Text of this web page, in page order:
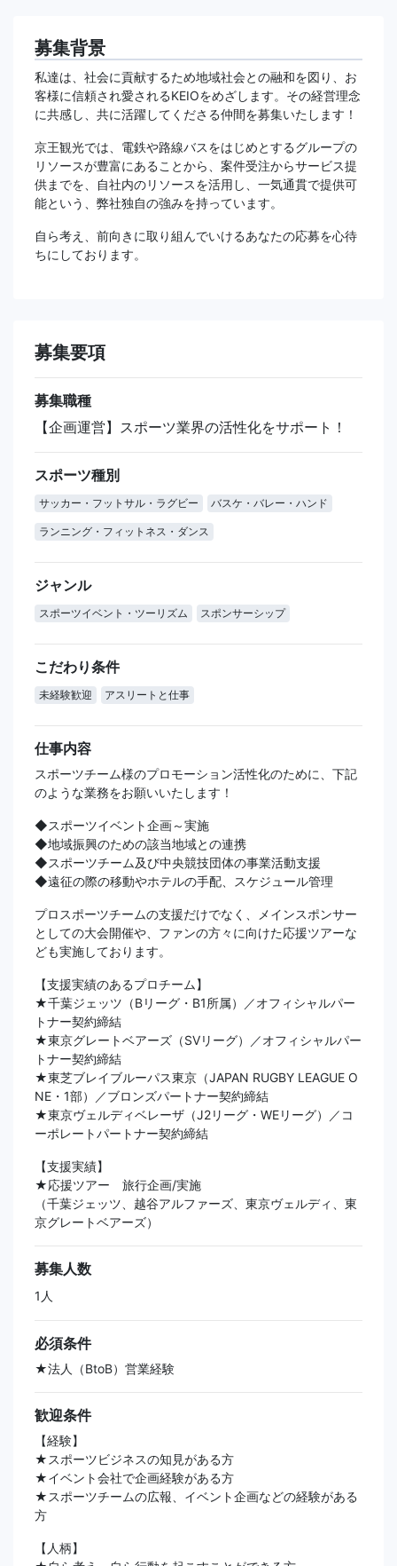
募集背景
私達は、社会に貢献するため地域社会との融和を図り、お
客様に信頼され愛されるKEIOをめざします。その経営理念
に共感し、共に活躍してくださる仲間を募集いたします！
京王観光では、電鉄や路線バスをはじめとするグループの
リソースが豊富にあることから、案件受注からサービス提
供までを、自社内のリソースを活用し、一気通貫で提供可
能という、弊社独自の強みを持っています。
自ら考え、前向きに取り組んでいけるあなたの応募を心待
ちにしております。
募集要項
募集職種
【企画運営】スポーツ業界の活性化をサポート！
スポーツ種別
サッカー・フットサル・ラグビー バスケ・バレー・ハンド
ランニング・フィットネス・ダンス
ジャンル
スポーツイベント・ツーリズム スポンサーシップ
こだわり条件
未経験歓迎 アスリートと仕事
仕事内容
スポーツチーム様のプロモーション活性化のために、下記
のような業務をお願いいたします！
◆スポーツイベント企画～実施
◆地域振興のための該当地域との連携
◆スポーツチーム及び中央競技団体の事業活動支援
◆遠征の際の移動やホテルの手配、スケジュール管理
プロスポーツチームの支援だけでなく、メインスポンサー
としての大会開催や、ファンの方々に向けた応援ツアーな
ども実施しております。
【支援実績のあるプロチーム】
★千葉ジェッツ（Bリーグ・B1所属）／オフィシャルパー
トナー契約締結
★東京グレートベアーズ（SVリーグ）／オフィシャルパー
トナー契約締結
★東芝ブレイブルーパス東京（JAPAN RUGBY LEAGUE O
NE・1部）／ブロンズパートナー契約締結
★東京ヴェルディベレーザ（J2リーグ・WEリーグ）／コ
ーポレートパートナー契約締結
【支援実績】
★応援ツアー 旅行企画/実施
（千葉ジェッツ、越谷アルファーズ、東京ヴェルディ、東
京グレートベアーズ）
募集人数
1人
必須条件
★法人（BtoB）営業経験
歓迎条件
【経験】
★スポーツビジネスの知見がある方
★イベント会社で企画経験がある方
★スポーツチームの広報、イベント企画などの経験がある
方
【人柄】